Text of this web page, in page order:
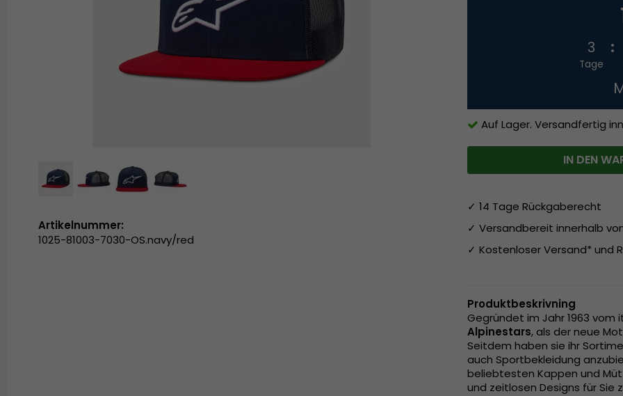
3
Tage
Auf Lager. Versandfertig
IN DEN
✓ 14 Tage Rückgaberecht
✓ Versandbereit innerhalb
✓ Kostenloser Versand* und
Produktbeskrivning
Gegründet im Jahr 1963
Alpinestars, als der neue
Seitdem haben sie ihr
auch Sportbekleidung
beliebtesten Kappen und
und zeitlosen Designs für Sie
Artikelnummer:
1025-81003-7030-OS.navy/red